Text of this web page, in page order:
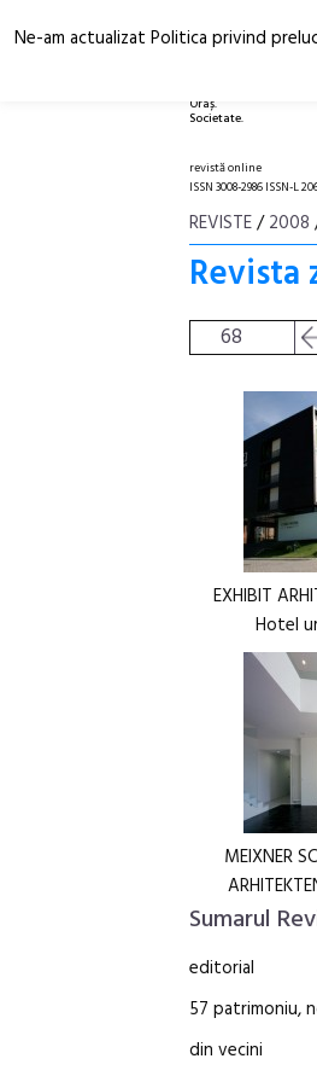
Oraș.
Societate.
revistă online
ISSN 3008-2986 ISSN-L
REVISTE/2008
68
EXHIBIT
Hotel
MEIXNER
Sumarul
editorial
57 patrimoniu,
din vecini
Ne-am actualizat Politica privind